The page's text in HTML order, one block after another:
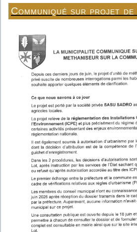
Communiqué sur projet